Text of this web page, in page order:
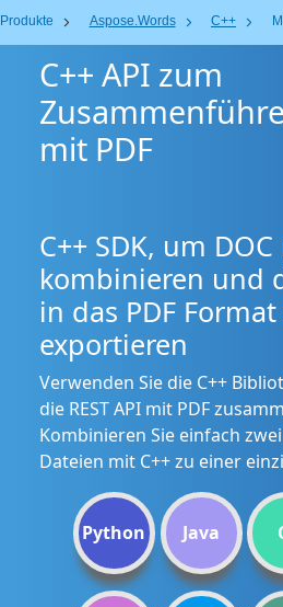
Produkte Aspose.Words C++
C++ API zum
mit PDF
C++ SDK, um
kombinieren und
in das PDF Format
exportieren
Verwenden Sie die C++
die REST API mit PDF
Kombinieren Sie einfach
Dateien mit C++ zu einer
Python Java